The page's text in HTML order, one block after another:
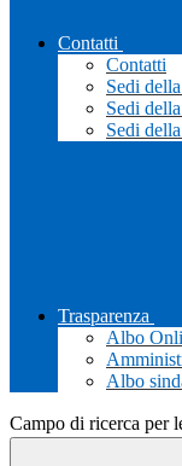
Contatti
Contatti
Sedi
Sedi
Sedi
Trasparenza
Albo
Albo
Campo di ricerca per